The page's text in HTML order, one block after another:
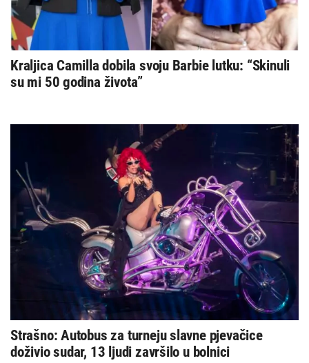
Kraljica Camilla dobila svoju Barbie lutku: “Skinuli
su mi 50 godina života”
Strašno: Autobus za turneju slavne pjevačice
doživio sudar, 13 ljudi završilo u bolnici